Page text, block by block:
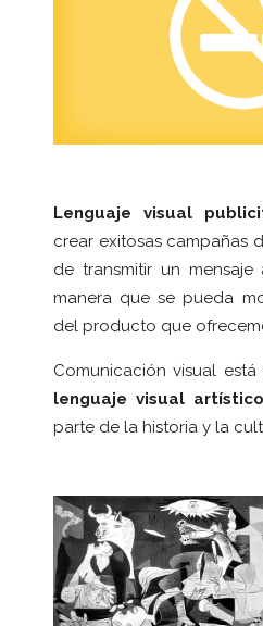
Lenguaje visual
crear exitosas campañas
de transmitir un
manera que se pueda
del producto que
Comunicación visual
lenguaje visual artístico
parte de la historia y la